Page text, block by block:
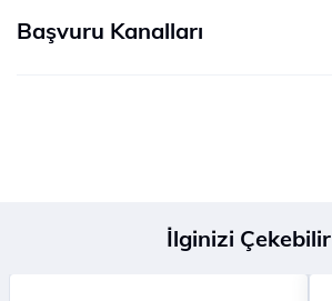
Başvuru Kanalları
İlginizi Çekebilir